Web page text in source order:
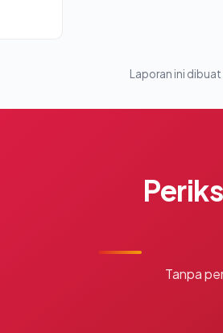
Laporan ini
Tanpa